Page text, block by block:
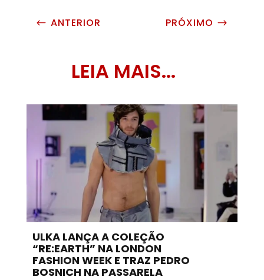
# ANTERIOR PRÓXIMO $
LEIA MAIS...
ULKA LANÇA A COLEÇÃO
“RE:EARTH” NA LONDON
FASHION WEEK E TRAZ PEDRO
BOSNICH NA PASSARELA